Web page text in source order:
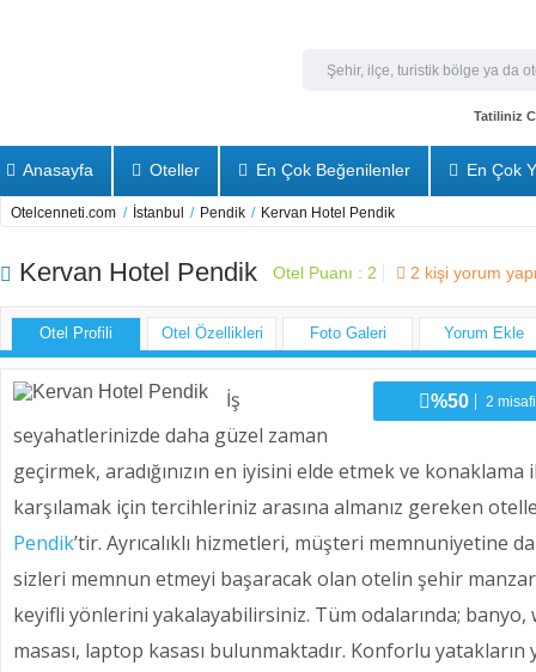
Tatiliniz
Anasayfa Oteller En Çok Beğenilenler En Çok
Otelcenneti.com / İstanbul / Pendik / Kervan Hotel Pendik
Kervan Hotel Pendik Otel Puanı : 2 2 kişi yorum
Otel Profili Otel Özellikleri Foto Galeri Yorum Ekle
%50 2
İş
seyahatlerinizde daha güzel zaman
geçirmek, aradığınızın en iyisini elde etmek ve konaklama
karşılamak için tercihleriniz arasına almanız gereken
Pendik’tir. Ayrıcalıklı hizmetleri, müşteri memnuniyetine
sizleri memnun etmeyi başaracak olan otelin şehir
keyifli yönlerini yakalayabilirsiniz. Tüm odalarında; banyo,
masası, laptop kasası bulunmaktadır. Konforlu yatakların